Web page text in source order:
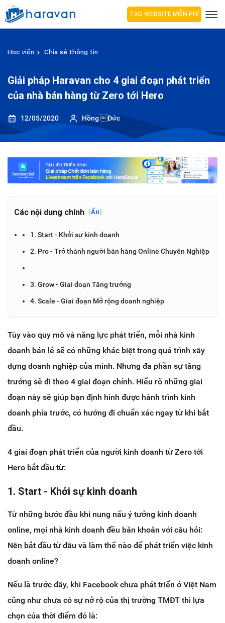
TẠO WEBSITE MIỄN PHÍ
Học viện Chia sẻ thông tin
Giải pháp Haravan cho 4 giai đoạn phát triển
của nhà bán hàng từ Zero tới Hero
12/05/2020 Hồng Đức
Các nội dung chính [Ẩn]
1. Start - Khởi sự kinh doanh
2. Pro - Trở thành người bán hàng Online Chuyên Nghiệp
3. Grow - Giai đoạn Tăng trưởng
4. Scale - Giai đoạn Mở rộng doanh nghiệp
Tùy vào quy mô và năng lực phát triển, mỗi nhà kinh
doanh bán lẻ sẽ có những khác biệt trong quá trình xây
dựng doanh nghiệp của mình. Nhưng đa phần sự tăng
trưởng sẽ đi theo 4 giai đoạn chính. Hiểu rõ những giai
đoạn này sẽ giúp bạn định hình được hành trình kinh
doanh phía trước, có hướng đi chuẩn xác ngay từ khi bắt
đầu.
4 giai đoạn phát triển của người kinh doanh từ Zero tới
Hero bắt đầu từ:
1. Start - Khởi sự kinh doanh
Từ những bước đầu khi nung nấu ý tưởng kinh doanh
online, mọi nhà kinh doanh đều băn khoăn với câu hỏi:
Nên bắt đầu từ đâu và làm thế nào để phát triển việc kinh
doanh online?
Nếu là trước đây, khi Facebook chưa phát triển ở Việt Nam
cũng như chưa có sự nở rộ của thị trường TMĐT thì lựa
chọn của thời điểm đó là: